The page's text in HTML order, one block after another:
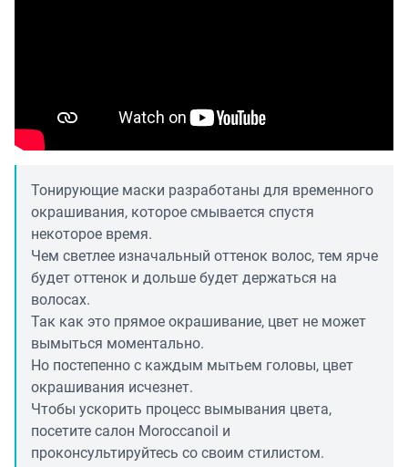
Тонирующие маски разработаны для временного
окрашивания, которое смывается спустя
некоторое время.
Чем светлее изначальный оттенок волос, тем ярче
будет оттенок и дольше будет держаться на
волосах.
Так как это прямое окрашивание, цвет не может
вымыться моментально.
Но постепенно с каждым мытьем головы, цвет
окрашивания исчезнет.
Чтобы ускорить процесс вымывания цвета,
посетите салон Moroccanoil и
проконсультируйтесь со своим стилистом.